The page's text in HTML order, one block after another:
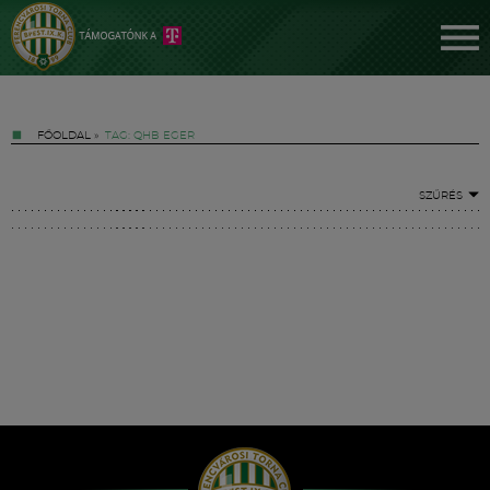
FŐOLDAL » TAG: QHB EGER
SZŰRÉS
Hírek